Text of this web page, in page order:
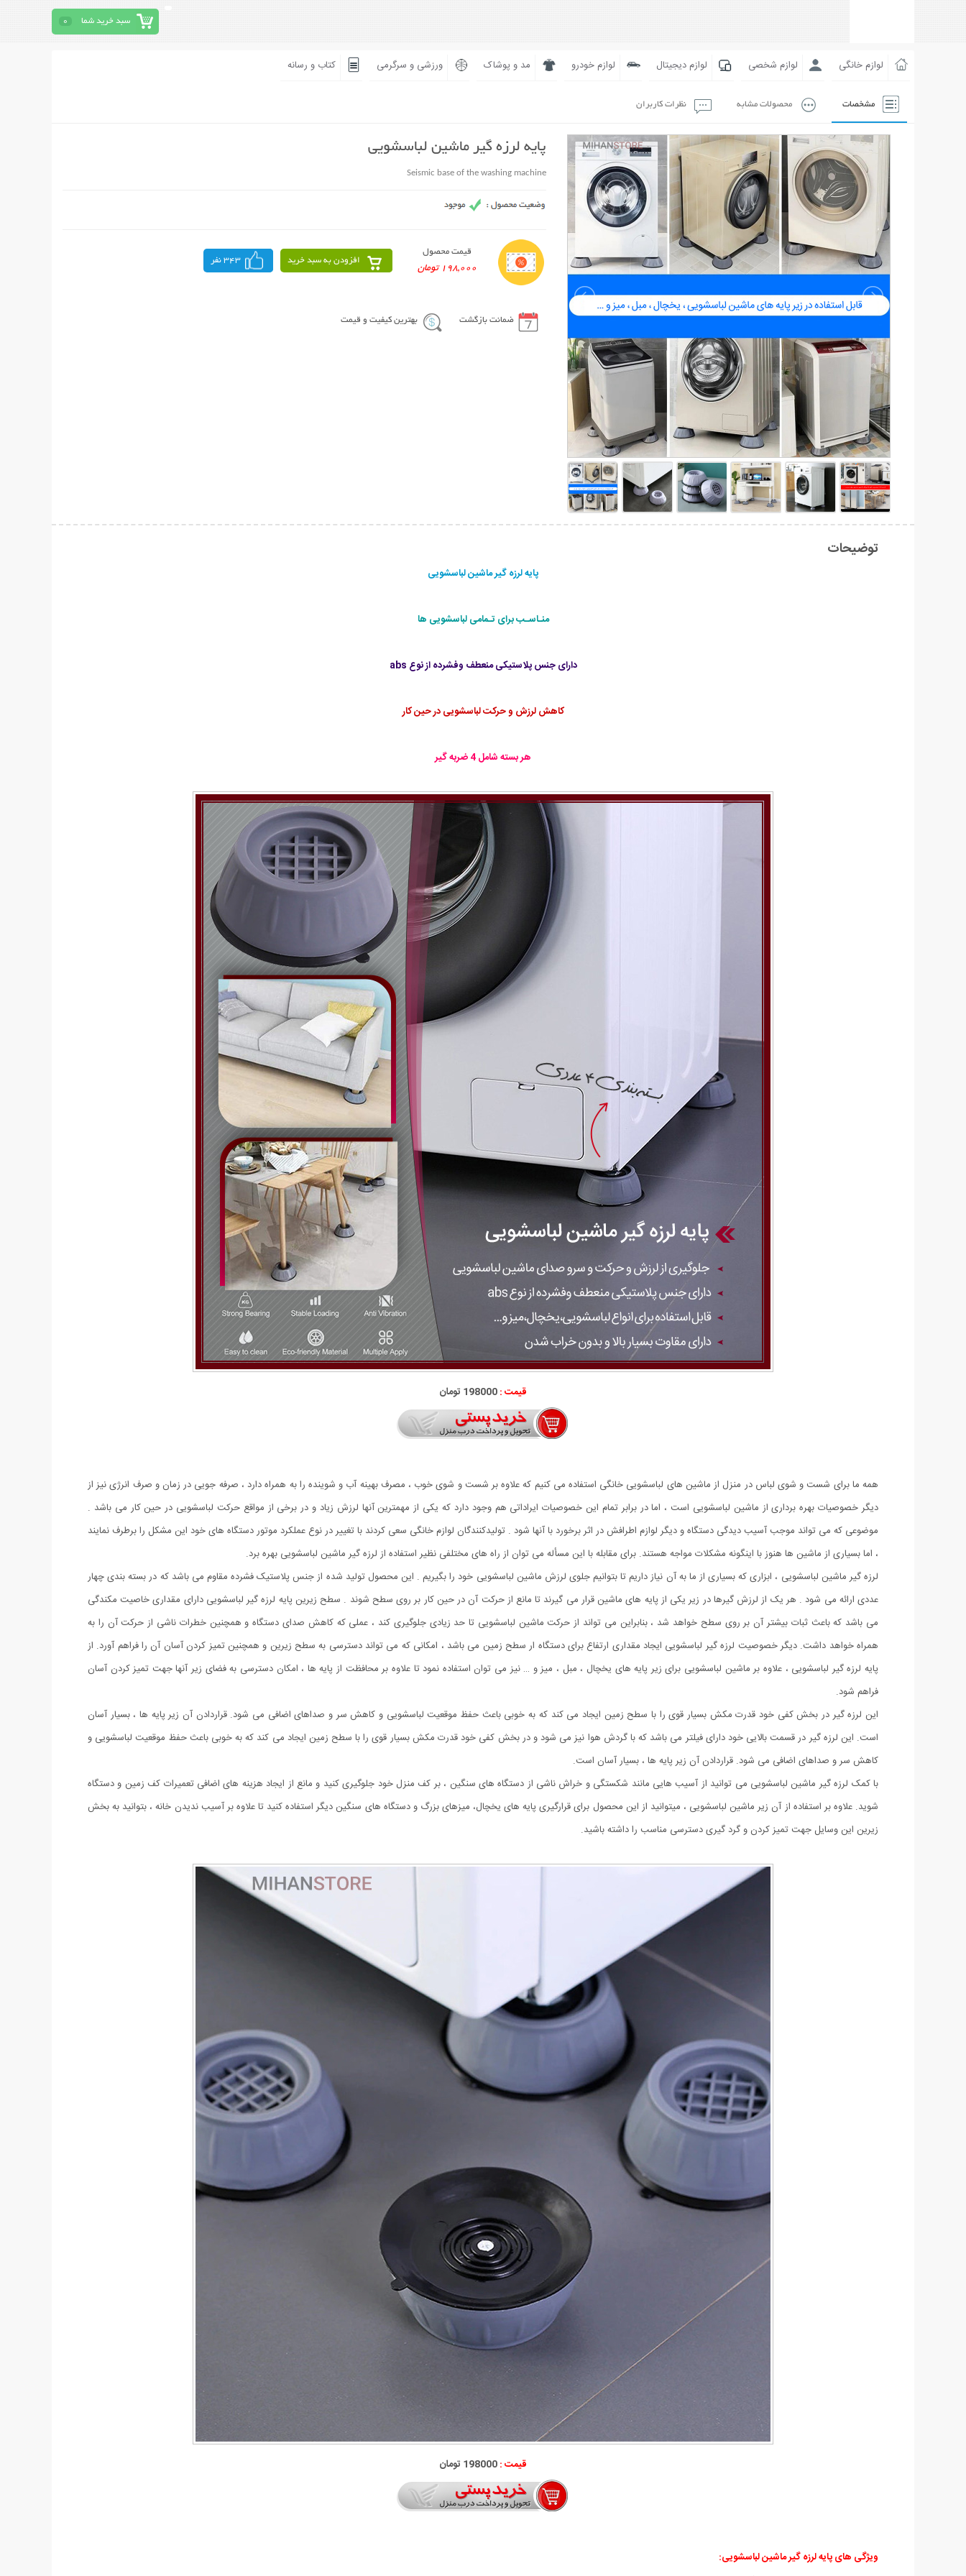
سبد خرید شما 0
لوازم خانگی لوازم شخصی لوازم دیجیتال لوازم خودرو مد و پوشاک ورزشی و سرگرمی کتاب و رسانه
مشخصات محصولات مشابه نظرات کاربران
پایه لرزه گیر ماشین لباسشویی
Seismic base of the washing machine
قیمت محصول
198,000 تومان
افزودن به سبد خرید 343 نفر
ضمانت بازگشت بهترین کیفیت و قیمت
توضیحات
پایه لرزه گیر ماشین لباسشویی
منـاسـب برای تـمامی لباسشویی ها
دارای جنس پلاستیکی منعطف وفشرده از نوع abs
کاهش لرزش و حرکت لباسشویی در حین کار
هر بسته شامل 4 ضربه گیر
قیمت :198000 تومان
همه ما برای شست و شوی لباس در منزل از ماشین های لباسشویی خانگی استفاده می کنیم که علاوه بر شست و شوی خوب ، مصرف بهینه آب و شوینده را به همراه دارد ، صرفه جویی در زمان و صرف انرژی نیز از
دیگر خصوصیات بهره برداری از ماشین لباسشویی است ، اما در برابر تمام این خصوصیات ایراداتی هم وجود دارد که یکی از مهمترین آنها لرزش زیاد و در برخی از مواقع حرکت لباسشویی در حین کار می باشد .
موضوعی که می تواند موجب آسیب دیدگی دستگاه و دیگر لوازم اطرافش در اثر برخورد با آنها شود . تولیدکنندگان لوازم خانگی سعی کردند با تغییر در نوع عملکرد موتور دستگاه های خود این مشکل را برطرف نمایند
، اما بسیاری از ماشین ها هنوز با اینگونه مشکلات مواجه هستند. برای مقابله با این مسأله می توان از راه های مختلفی نظیر استفاده از لرزه گیر ماشین لباسشویی بهره برد.
لرزه گیر ماشین لباسشویی ، ابزاری که بسیاری از ما به آن نیاز داریم تا بتوانیم جلوی لرزش ماشین لباسشویی خود را بگیریم . این محصول تولید شده از جنس پلاستیک فشرده مقاوم می باشد که در بسته بندی چهار
عددی ارائه می شود . هر یک از لرزش گیرها در زیر یکی از پایه های ماشین قرار می گیرند تا مانع از حرکت آن در حین کار بر روی سطح شوند . سطح زیرین پایه لرزه گیر لباسشویی دارای مقداری خاصیت مکندگی
می باشد که باعث ثبات بیشتر آن بر روی سطح خواهد شد ، بنابراین می تواند از حرکت ماشین لباسشویی تا حد زیادی جلوگیری کند ، عملی که کاهش صدای دستگاه و همچنین خطرات ناشی از حرکت آن را به
همراه خواهد داشت. دیگر خصوصیت لرزه گیر لباسشویی ایجاد مقداری ارتفاع برای دستگاه ار سطح زمین می باشد ، امکانی که می تواند دسترسی به سطح زیرین و همچنین تمیز کردن آسان آن را فراهم آورد. از
پایه لرزه گیر لباسشویی ، علاوه بر ماشین لباسشویی برای زیر پایه های یخچال ، مبل ، میز و … نیز می توان استفاده نمود تا علاوه بر محافظت از پایه ها ، امکان دسترسی به فضای زیر آنها جهت تمیز کردن آسان
فراهم شود.
این لرزه گیر در بخش کفی خود قدرت مکش بسیار قوی را با سطح زمین ایجاد می کند که به خوبی باعث حفظ موقعیت لباسشویی و کاهش سر و صداهای اضافی می شود. قراردادن آن زیر پایه ها ، بسیار آسان
است. این لرزه گیر در قسمت بالایی خود دارای فیلتر می باشد که با گردش هوا نیز می شود و در بخش کفی خود قدرت مکش بسیار قوی را با سطح زمین ایجاد می کند که به خوبی باعث حفظ موقعیت لباسشویی و
کاهش سر و صداهای اضافی می شود. قراردادن آن زیر پایه ها ، بسیار آسان است.
با کمک لرزه گیر ماشین لباسشویی می توانید از آسیب هایی مانند شکستگی و خراش ناشی از دستگاه های سنگین ، بر کف منزل خود جلوگیری کنید و مانع از ایجاد هزینه های اضافی تعمیرات کف زمین و دستگاه
شوید. علاوه بر استفاده از آن زیر ماشین لباسشویی ، میتوانید از این محصول برای قرارگیری پایه های یخچال، میزهای بزرگ و دستگاه های سنگین دیگر استفاده کنید تا علاوه بر آسیب ندیدن خانه ، بتوانید به بخش
زیرین این وسایل جهت تمیز کردن و گرد گیری دسترسی مناسب را داشته باشید.
قیمت :198000 تومان
ویژگی های پایه لرزه گیر ماشین لباسشویی: